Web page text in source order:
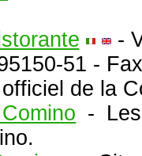
-
51 -
de la
-